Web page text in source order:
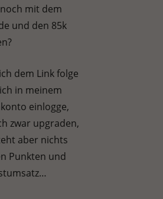
mit dem
und den 85k
dem Link folge
in meinem
einlogge,
zwar upgraden,
aber nichts
Punkten und